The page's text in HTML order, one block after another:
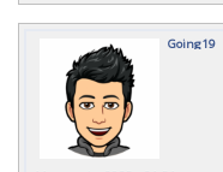
Going19